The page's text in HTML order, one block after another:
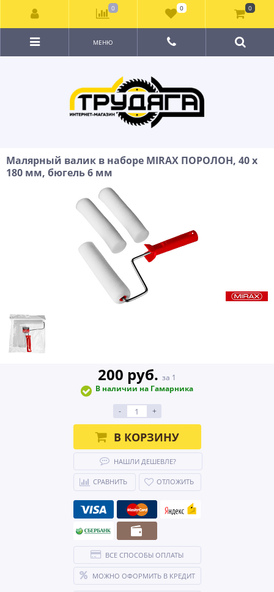
МЕНЮ
Малярный валик в наборе MIRAX ПОРОЛОН, 40 х
180 мм, бюгель 6 мм
200 руб. за 1
В наличии на Гамарника
- +
В КОРЗИНУ
НАШЛИ ДЕШЕВЛЕ?
СРАВНИТЬ ОТЛОЖИТЬ
ВСЕ СПОСОБЫ ОПЛАТЫ
МОЖНО ОФОРМИТЬ В КРЕДИТ
0 0 0